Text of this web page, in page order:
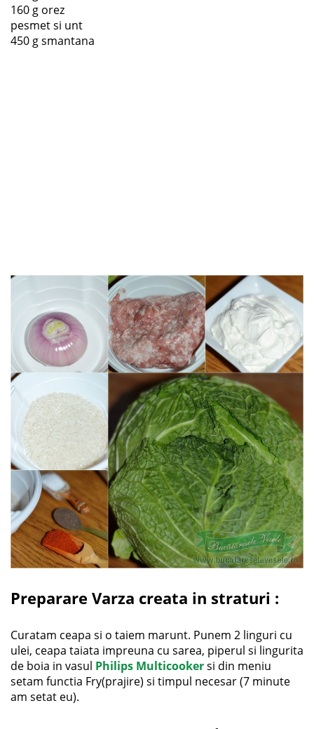
160 g orez
pesmet si unt
450 g smantana
Preparare Varza creata in straturi :
Curatam ceapa si o taiem marunt. Punem 2 linguri cu
ulei, ceapa taiata impreuna cu sarea, piperul si lingurita
de boia in vasul Philips Multicookersi din meniu
setam functia Fry(prajire) si timpul necesar (7 minute
am setat eu).